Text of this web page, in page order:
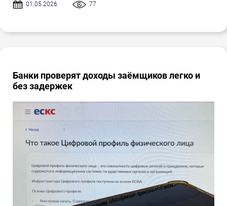
01.05.2026 77
Банки проверят доходы заёмщиков легко и
без задержек